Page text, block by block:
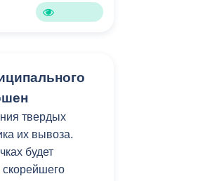
твердых
их вывоза.
будет